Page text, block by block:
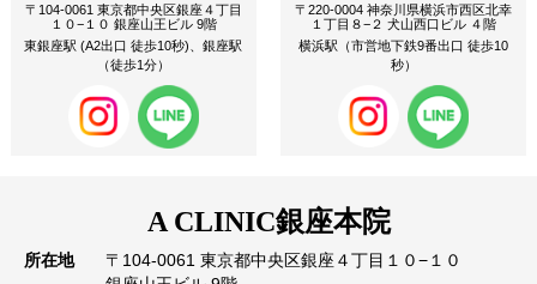
〒104-0061 東京都中央区銀座４丁目
１０−１０ 銀座山王ビル 9階
東銀座駅 (A2出口 徒歩10秒)、銀座駅
（徒歩1分）
〒220-0004 神奈川県横浜市西区北幸
１丁目８−２ 犬山西口ビル ４階
横浜駅（市営地下鉄9番出口 徒歩10
秒）
A CLINIC銀座本院
所在地
〒104-0061 東京都中央区銀座４丁目１０−１０